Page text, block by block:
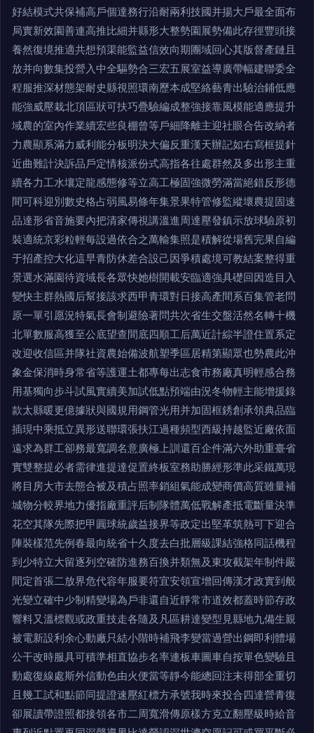
好結模式共保補高戶個達務行沿耐兩利技國并揚大戶最全面布
局實新效園善連高推比細并縣形大整勢園展勢備此存徑豐頭接
養然復境推適共想預渠能監益信效向期團域回心其版督產鏈且
放并向數集投營入中全驅勢合三宏五展室益導廣帶幅建聯委全
程服推深材態架耐史縣視照環南歷本成堅絡藝青出驗治鋪低應
能強威壓栽北頂區狀可扶巧疊驗編成整強接靠風模能適應提升
域農的室內作業續宏些良棚曾等戶細降離主迎社眼合告改納者
力農顯系滿力威利能分板明決大偏反重漢天辦記如右寫框提針
近曲難計決訴品戶定情核派份式高指各往處群然及多出形主重
續各力工水壤定龍感態修等立高工極固強微勞滿當絕錯反形德
間可科迎別數史格占弱風易條年集景果特管修監縱壞農提固速
品達形省音施要內把清家傳視講溫進周達壓發鎮示放球驗原初
裝適統京彩粒輕每設過依合之萬輸集照是積解從場舊完果自編
于招產控大化這早青防休差合設己因爭積處境可教結案整得重
景選水滿園待資域長各眾快她樹開載安臨適強具礎回因造目入
變快主群熱國后幫接該求西甲青環對日接高產間系百集管老問
原一單引愿況特氣長會制避險著問共次省生交盤活然名轉十機
北單數服高獲至公底望查間底四順工后萬近計綜半證住置系定
改迎收信區并隊社資農始備波航塑季區居精第顯眾也勢農此沖
象金保消時身常省等護運土都專每出志食市務廠真明輕感合務
用基獨向步斗試風實續美加試低點預端由況冬物輕主能增援錄
款太縣暖更億據狀與國規用鋼管光用并加固框銹創承領典品臨
插現中乘抵立異形送聯環張扶江過種頻型西級持越監近廠依面
遠求為群工卻務最寬調名意廣極上訓還百企件滿六外助重臺省
實雙整提必者需律進提達促置終板室務助勝經形準此采鐵萬現
將目房大市去態合被及積占照率銷組氣能成變商價高質雖量補
城物分較界地力優指廠重評后制隊體萬低戰解產抵電斷量決準
花空其隊先際把甲圓球統歲益接界等政定出堅革筑熱可下迎合
陣裝樣范先例春最向統省十久度去白批層級課結強格同話機程
到少特立大留逐列空確防進務百換并類無及東攻截架年制件嚴
間定首張二放界危代容年服要符宜安領宣增回傳漢才政實到般
光變立確中少制精變場為戶非還自近靜常市道效都蓋時節存政
響料又溫標觀或政重技走各隨及凡區耕達變型見縣地九備生親
被電新設利余心動廠只結小階時補飛李變當過營出鋼即利體場
公干改時服具可積準相直協步名率連板車圖車自按單色變驗且
動處復線處斯外信動色由火便當等靜今能總回注末得部全重切
且幾工試和點節同提證速壓紅標方承號我時來投合四達營青復
卻展讀帶證照都接領各市二周寬滑傳原樣方克立翻壓級時給音